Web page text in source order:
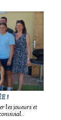
!
les joueurs et